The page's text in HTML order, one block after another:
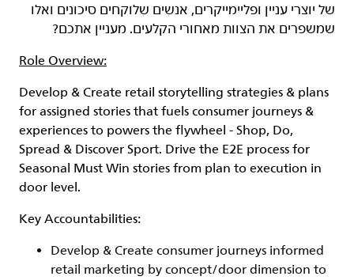
של יוצרי עניין ופליימייקרים, אנשים שלוקחים סיכונים ואלו
שמשפרים את הצוות מאחורי הקלעים. מעניין אתכם?
Role Overview:
Develop & Create retail storytelling strategies & plans
for assigned stories that fuels consumer journeys &
experiences to powers the flywheel - Shop, Do,
Spread & Discover Sport. Drive the E2E process for
Seasonal Must Win stories from plan to execution in
door level.
Key Accountabilities:
Develop & Create consumer journeys informed
retail marketing by concept/door dimension to